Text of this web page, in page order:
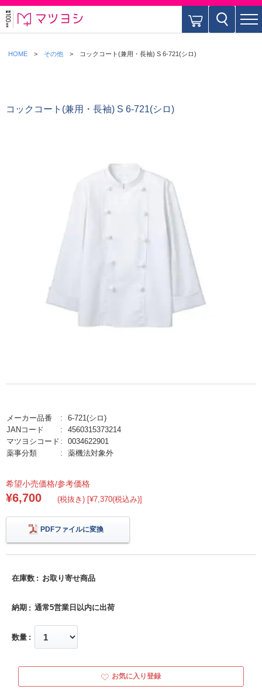
HOME その他 コックコート(兼用・長袖) S 6-721(シロ)
コックコート(兼用・長袖) S 6-721(シロ)
メーカー品番
6-721(シロ)
JANコード
4560315373214
マツヨシコード
0034622901
薬事分類
薬機法対象外
希望小売価格/参考価格
¥6,700 (税抜き) [¥7,370(税込み)]
PDFファイルに変換
在庫数 お取り寄せ商品
納期 通常5営業日以内に出荷
数量
お気に入り登録